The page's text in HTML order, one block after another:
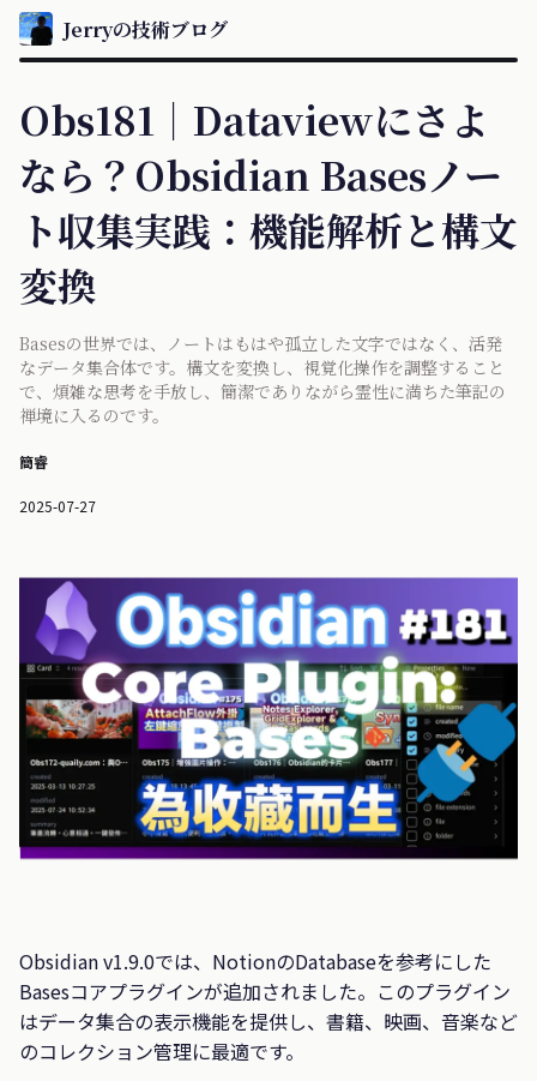
Jerryの技術ブログ
Obs181｜Dataviewにさよ
なら？Obsidian Basesノー
ト収集実践：機能解析と構文
変換
Basesの世界では、ノートはもはや孤立した文字ではなく、活発
なデータ集合体です。構文を変換し、視覚化操作を調整すること
で、煩雑な思考を手放し、簡潔でありながら霊性に満ちた筆記の
禅境に入るのです。
簡睿
2025-07-27
Obsidian v1.9.0では、NotionのDatabaseを参考にした
Basesコアプラグインが追加されました。このプラグイン
はデータ集合の表示機能を提供し、書籍、映画、音楽など
のコレクション管理に最適です。